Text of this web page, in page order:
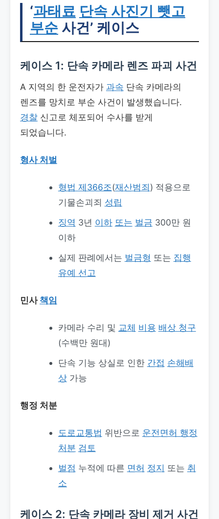
‘과태료 단속 사진기 뺏고
부순 사건’ 케이스
케이스 1: 단속 카메라 렌즈 파괴 사건
A 지역의 한 운전자가 과속 단속 카메라의
렌즈를 망치로 부순 사건이 발생했습니다.
경찰 신고로 체포되어 수사를 받게
되었습니다.
형사 처벌
형법 제366조(재산범죄) 적용으로
기물손괴죄 성립
징역 3년 이하 또는 벌금 300만 원
이하
실제 판례에서는 벌금형 또는 집행
유예 선고
민사책임
카메라 수리 및 교체 비용 배상 청구
(수백만 원대)
단속 기능 상실로 인한 간접 손해배
상가능
행정 처분
도로교통법 위반으로 운전면허 행정
처분 검토
벌점 누적에 따른 면허 정지 또는 취
소
케이스 2: 단속 카메라 장비 제거 사건